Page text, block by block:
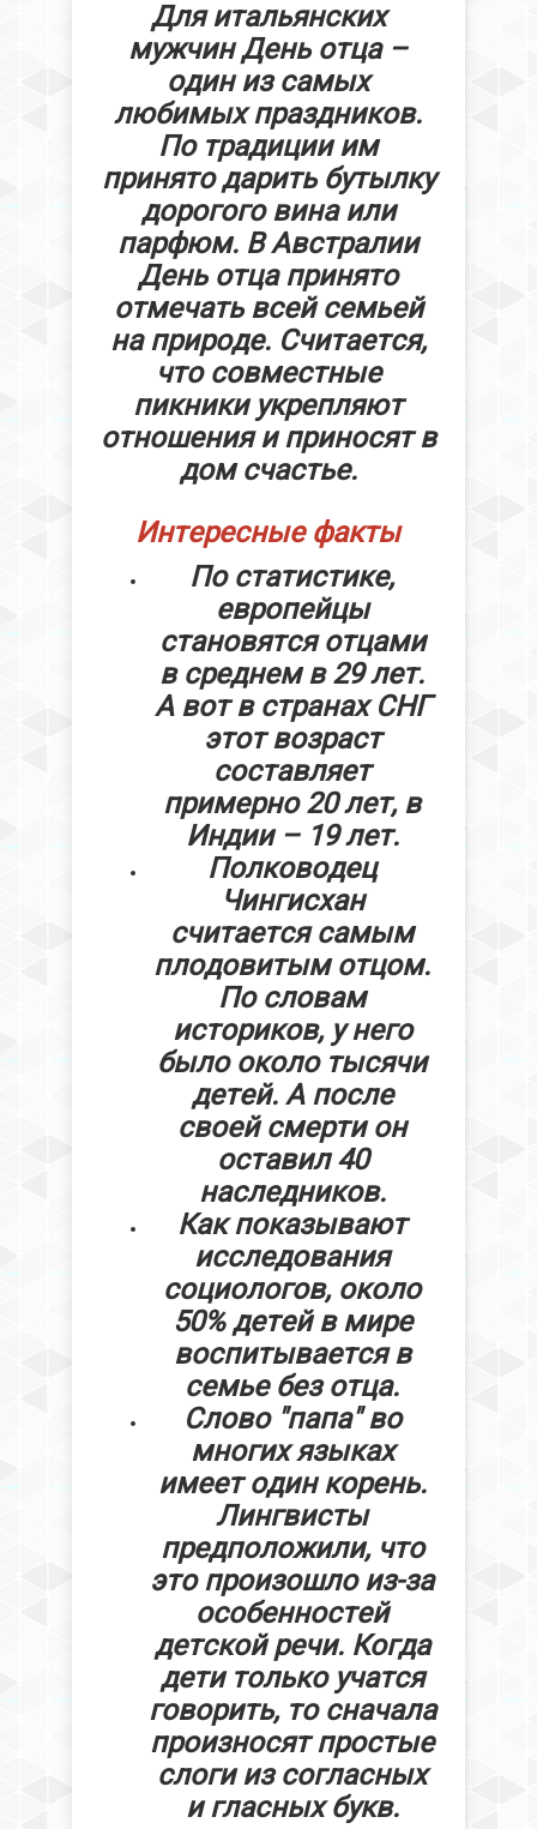
Для итальянских
мужчин День отца –
один из самых
любимых праздников.
По традиции им
принято дарить бутылку
дорогого вина или
парфюм. В Австралии
День отца принято
отмечать всей семьей
на природе. Считается,
что совместные
пикники укрепляют
отношения и приносят в
дом счастье.
Интересные факты
По статистике,
европейцы
становятся отцами
в среднем в 29 лет.
А вот в странах СНГ
этот возраст
составляет
примерно 20 лет, в
Индии – 19 лет.
Полководец
Чингисхан
считается самым
плодовитым отцом.
По словам
историков, у него
было около тысячи
детей. А после
своей смерти он
оставил 40
наследников.
Как показывают
исследования
социологов, около
50% детей в мире
воспитывается в
семье без отца.
Слово "папа" во
многих языках
имеет один корень.
Лингвисты
предположили, что
это произошло из-за
особенностей
детской речи. Когда
дети только учатся
говорить, то сначала
произносят простые
слоги из согласных
и гласных букв.